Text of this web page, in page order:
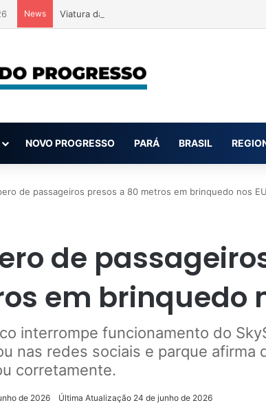
News Viatura da PM bate em muro e dois policiais
NOVO PROGRESSO PARÁ BRASIL
de passageiros presos a 80 metros em brinquedo nos
de
em brinquedo
interrompe funcionamento do
nas redes sociais e parque afirma
corretamente.
de 2026 Última Atualização 24 de junho de 2026